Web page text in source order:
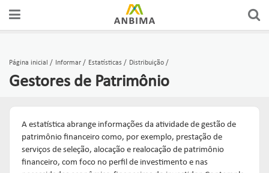
Página inicial Informar Estatísticas Distribuição
Gestores de Patrimônio
A estatística abrange informações da atividade de gestão de
patrimônio financeiro como, por exemplo, prestação de
serviços de seleção, alocação e realocação de patrimônio
financeiro, com foco no perfil de investimento e nas